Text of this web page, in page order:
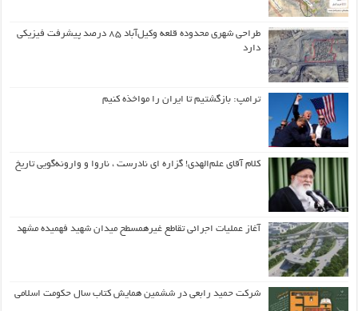
طراحی شهری محدوده قلعه وکیل‌آباد ۸۵ درصد پیشرفت فیزیکی
دارد
ترامپ: بازگشتیم تا ایران را مواخذه کنیم
کلام آقای علم‌الهدی! گزاره ای نادرست ، ناروا و وارونه‌گویی تاریخ
آغاز عملیات اجرائی تقاطع غیرهمسطح میدان شهید فهمیده مشهد
شرکت حمید رابعی در ششمین همایش کتاب سال حکومت اسلامی